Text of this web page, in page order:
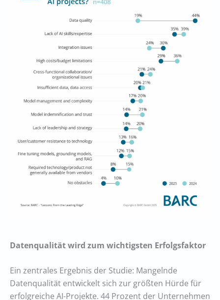
Datenqualität wird zum wichtigsten Erfolgsfaktor
Ein zentrales Ergebnis der Studie: Mangelnde
Datenqualität entwickelt sich zur größten Hürde für
erfolgreiche AI-Projekte. 44 Prozent der Unternehmen